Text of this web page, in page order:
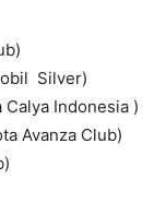
Silver)
Indonesia )
Avanza Club)